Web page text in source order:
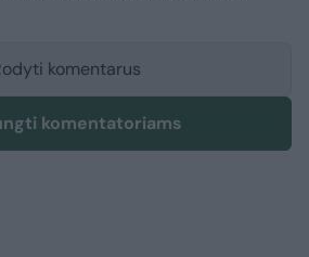
komentarus
komentatoriams